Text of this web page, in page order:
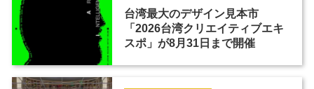
台湾最大のデザイン見本市
「2026台湾クリエイティブエキ
スポ」が8月31日まで開催